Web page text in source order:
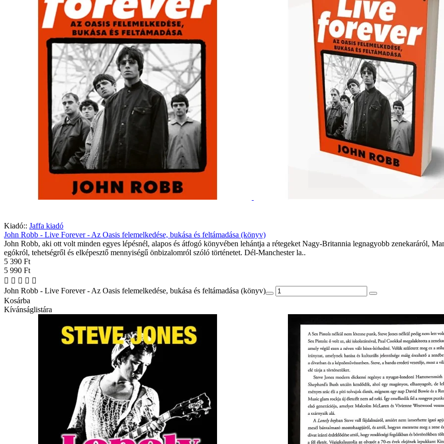
Kiadó:: Jaffa kiadó
John Robb - Live Forever - Az Oasis felemelkedése, bukása és feltámadása (könyv)
John Robb, aki ott volt minden egyes lépésnél, alapos és átfogó könyvében lehántja a rétegeket Nagy-Britannia legnagyobb zenekaráról,
egókról, tehetségről és elképesztő mennyiségű önbizalomról szóló történetet. Dél-Manchester la..
5 390 Ft
5 990 Ft
John Robb - Live Forever - Az Oasis felemelkedése, bukása és feltámadása (könyv)
Kosárba
Kívánságlistára